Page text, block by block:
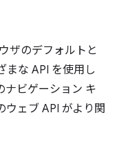
ザのデフォルトと
まな API を使用し
ナビゲーション キ
ウェブ API がより関